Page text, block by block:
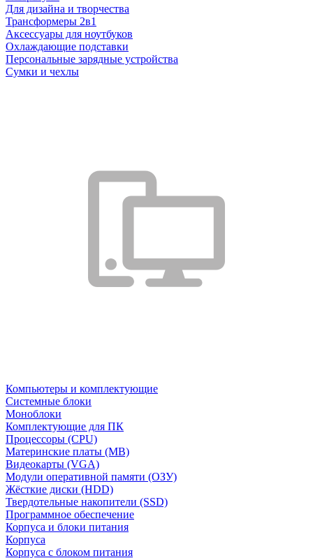
Для дизайна и творчества
Трансформеры 2в1
Аксессуары для ноутбуков
Охлаждающие подставки
Персональные зарядные устройства
Сумки и чехлы
Компьютеры и комплектующие
Системные блоки
Моноблоки
Комплектующие для ПК
Процессоры (CPU)
Материнские платы (MB)
Видеокарты (VGA)
Модули оперативной памяти (ОЗУ)
Жёсткие диски (HDD)
Твердотельные накопители (SSD)
Программное обеспечение
Корпуса и блоки питания
Корпуса
Корпуса с блоком питания